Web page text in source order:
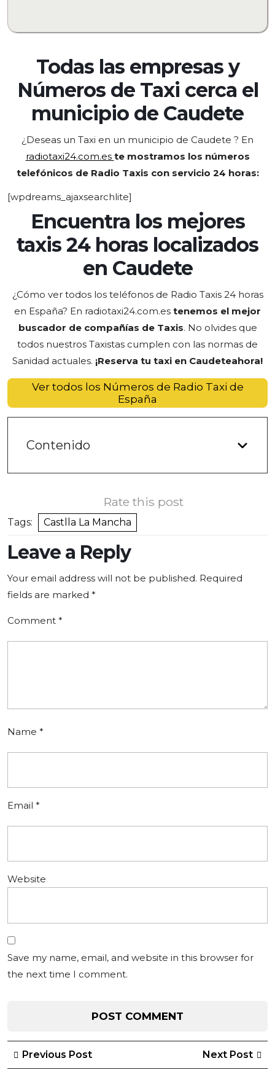
Todas las empresas y
Números de Taxi cerca el
municipio de Caudete
¿Deseas un Taxi en un municipio de Caudete ? En
radiotaxi24.com.es te mostramos los números
telefónicos de Radio Taxis con servicio 24 horas:
[wpdreams_ajaxsearchlite]
Encuentra los mejores
taxis 24 horas localizados
en Caudete
¿Cómo ver todos los teléfonos de Radio Taxis 24 horas
en España? En radiotaxi24.com.es tenemos el mejor
buscador de compañías de Taxis. No olvides que
todos nuestros Taxistas cumplen con las normas de
Sanidad actuales. ¡Reserva tu taxi en Caudeteahora!
Ver todos los Números de Radio Taxi de
España
Contenido
Rate this post
Tags: Castlla La Mancha
Leave a Reply
Your email address will not be published. Required
fields are marked *
Comment *
Name *
Email *
Website
Save my name, email, and website in this browser for
the next time I comment.
Post
Previous PostPrevious
Next Post